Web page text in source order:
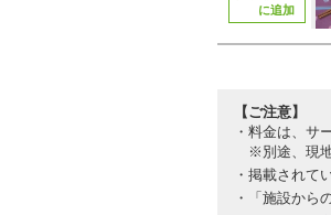
に追加
【ご注意】
料金は、サ
※別途、現
掲載されて
「施設から